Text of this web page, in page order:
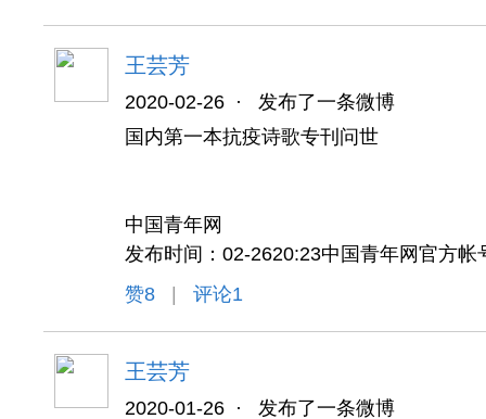
王芸芳
2020-02-26 ·
发布了一条微博
国内第一本抗疫诗歌专刊问世
中国青年网
发布时间：02-2620:23中国青年网官方帐
赞8 评论1
王芸芳
2020-01-26 ·
发布了一条微博